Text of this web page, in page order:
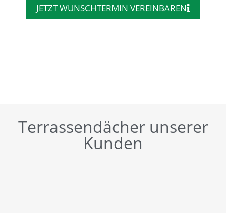
JETZT WUNSCHTERMIN VEREINBAREN
Terrassendächer unserer
Kunden